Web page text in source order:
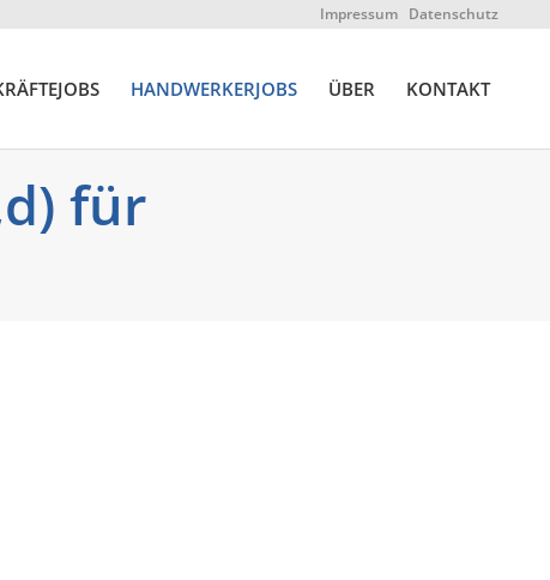
Impressum Datenschutz
HANDWERKERJOBS ÜBER KONTAKT
für